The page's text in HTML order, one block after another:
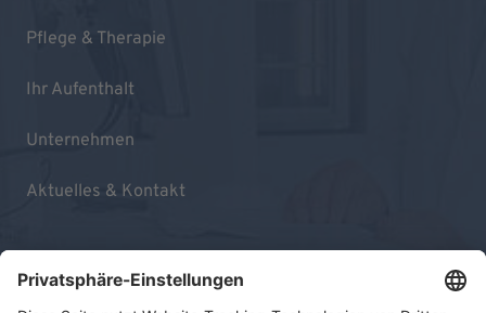
Pflege & Therapie
Ihr Aufenthalt
Unternehmen
Aktuelles & Kontakt